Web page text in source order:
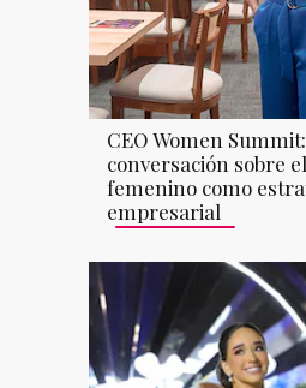
CEO Women
conversación sobre
femenino como
empresarial